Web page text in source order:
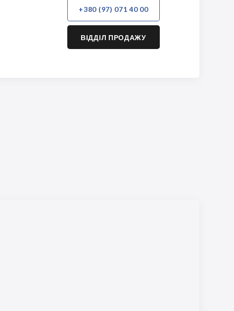
+380 (97) 071 40 00
ВІДДІЛ ПРОДАЖУ